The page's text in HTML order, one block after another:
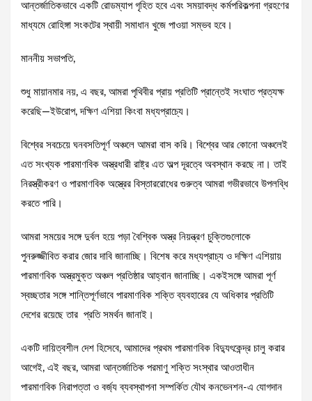
আন্তর্জাতিকভাবে একটি রোডম্যাপ গৃহিত হবে এবং সময়াবদ্ধ কর্মপরিকল্পনা গ্রহণের
মাধ্যমে রোহিঙ্গা সংকটের স্থায়ী সমাধান খুজে পাওয়া সম্ভব হবে।
মাননীয় সভাপতি,
শুধু মায়ানমার নয়, এ বছর, আমরা পৃথিবীর প্রায় প্রতিটি প্রান্তেই সংঘাত প্রত্যক্ষ
করেছি—ইউরোপ, দক্ষিণ এশিয়া কিংবা মধ্যপ্রাচ্যে।
বিশ্বের সবচেয়ে ঘনবসতিপূর্ণ অঞ্চলে আমরা বাস করি। বিশ্বের আর কোনো অঞ্চলেই
এত সংখ্যক পারমাণবিক অস্ত্রধারী রাষ্ট্র এত অল্প দূরত্বে অবস্থান করছে না। তাই
নিরস্ত্রীকরণ ও পারমাণবিক অস্ত্রের বিস্তাররোধের গুরুত্ব আমরা গভীরভাবে উপলব্ধি
করতে পারি।
আমরা সময়ের সঙ্গে দুর্বল হয়ে পড়া বৈশ্বিক অস্ত্র নিয়ন্ত্রণ চুক্তিগুলোকে
পুনরুজ্জীবিত করার জোর দাবি জানাচ্ছি। বিশেষ করে মধ্যপ্রাচ্য ও দক্ষিণ এশিয়ায়
পারমাণবিক অস্ত্রমুক্ত অঞ্চল প্রতিষ্ঠার আহ্বান জানাচ্ছি। একইসঙ্গে আমরা পূর্ণ
স্বচ্ছতার সঙ্গে শান্তিপূর্ণভাবে পারমাণবিক শক্তি ব্যবহারের যে অধিকার প্রতিটি
দেশের রয়েছে তার প্রতি সমর্থন জানাই।
একটি দায়িত্বশীল দেশ হিসেবে, আমাদের প্রথম পারমাণবিক বিদ্যুৎকেন্দ্র চালু করার
আগেই, এই বছর, আমরা আন্তর্জাতিক পরমাণু শক্তি সংস্থার আওতাধীন
পারমাণবিক নিরাপত্তা ও বর্জ্য ব্যবস্থাপনা সম্পর্কিত যৌথ কনভেনশন-এ যোগদান